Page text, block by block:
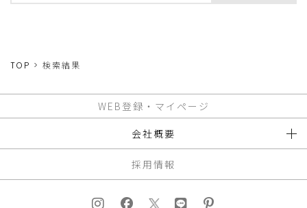
TOP 検索結果
WEB登録・マイページ
会社概要
採用情報